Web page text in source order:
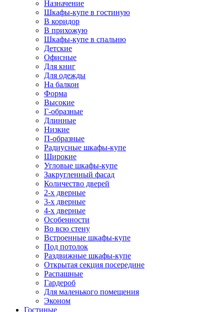
Назначение
Шкафы-купе в гостиную
В коридор
В прихожую
Шкафы-купе в спальню
Детские
Офисные
Для книг
Для одежды
На балкон
Форма
Высокие
Г-образные
Длинные
Низкие
П-образные
Радиусные шкафы-купе
Широкие
Угловые шкафы-купе
Закругленный фасад
Количество дверей
2-х дверные
3-х дверные
4-х дверные
Особенности
Во всю стену
Встроенные шкафы-купе
Под потолок
Раздвижные шкафы-купе
Открытая секция посередине
Распашные
Гардероб
Для маленького помещения
Эконом
Гостиные